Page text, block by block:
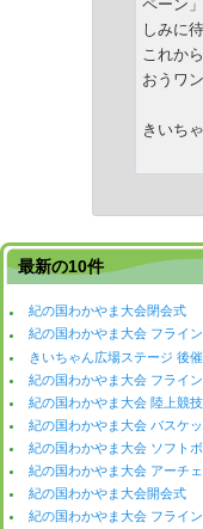
ペーン
しみに
これか
おうワン
きいち
最新の10件
紀の国わかやま大会閉会式
紀の国わかやま大会 フライ
きいちゃん広場ステージ 後
紀の国わかやま大会 フライ
紀の国わかやま大会 陸上競
紀の国わかやま大会 バスケ
紀の国わかやま大会 ソフト
紀の国わかやま大会 アーチ
紀の国わかやま大会開会式
紀の国わかやま大会 フライ